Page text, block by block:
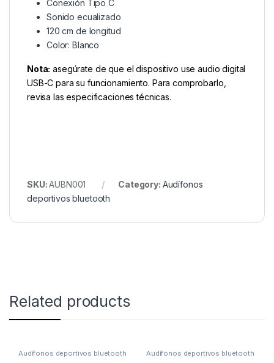
Conexión Tipo C
Sonido ecualizado
120 cm de longitud
Color: Blanco
Nota: asegúrate de que el dispositivo use audio digital
USB-C para su funcionamiento. Para comprobarlo,
revisa las especificaciones técnicas.
SKU:AUBN001 Category: Audífonos
deportivos bluetooth
Related products
Audífonos deportivos bluetooth Audífonos deportivos bluetooth